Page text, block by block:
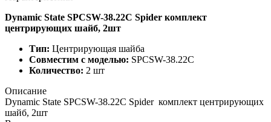
Dynamic State SPCSW-38.22C Spider комплект
центрирующих шайб, 2шт
Тип: Центрирующая шайба
Совместим с моделью: SPCSW-38.22C
Количество: 2 шт
Описание
Dynamic State SPCSW-38.22C Spider комплект центрирующих
шайб, 2шт